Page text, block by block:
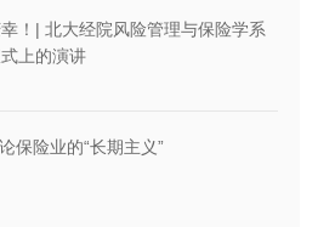
！| 北大经院风险管理与保险学系
上的演讲
保险业的“长期主义”